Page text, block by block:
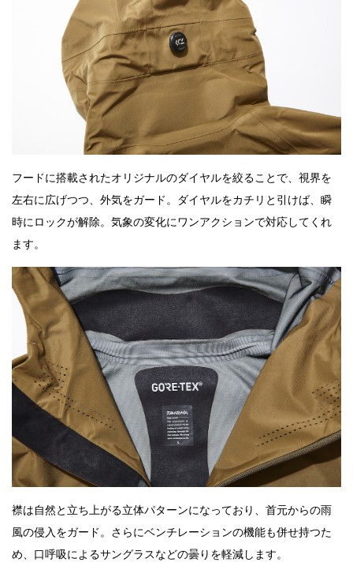
フードに搭載されたオリジナルのダイヤルを絞ることで、視界を
左右に広げつつ、外気をガード。ダイヤルをカチリと引けば、瞬
時にロックが解除。気象の変化にワンアクションで対応してくれ
ます。
襟は自然と立ち上がる立体パターンになっており、首元からの雨
風の侵入をガード。さらにベンチレーションの機能も併せ持つた
め、口呼吸によるサングラスなどの曇りを軽減します。